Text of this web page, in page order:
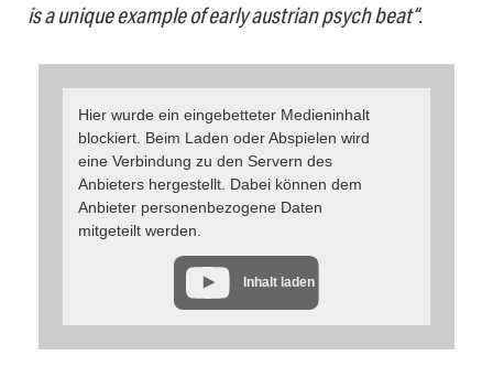
is a unique example of early austrian psych beat“.
Hier wurde ein eingebetteter Medieninhalt
blockiert. Beim Laden oder Abspielen wird
eine Verbindung zu den Servern des
Anbieters hergestellt. Dabei können dem
Anbieter personenbezogene Daten
mitgeteilt werden.
Inhalt laden